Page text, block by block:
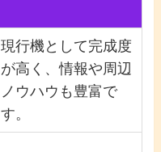
現行機として完成度
が高く、情報や周辺
ノウハウも豊富で
す。